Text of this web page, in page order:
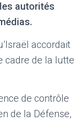
autorités
accordait
cadre de la lutte
de contrôle
de la Défense,